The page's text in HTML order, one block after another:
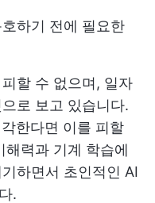
하기 전에 필요한
할 수 없으며, 일자
로 보고 있습니다.
한다면 이를 피할
해력과 기계 학습에
하면서 초인적인 AI
.